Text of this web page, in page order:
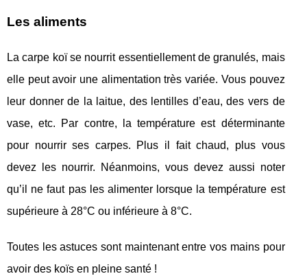
Les aliments
La carpe koï se nourrit essentiellement de granulés, mais
elle peut avoir une alimentation très variée. Vous pouvez
leur donner de la laitue, des lentilles d’eau, des vers de
vase, etc. Par contre, la température est déterminante
pour nourrir ses carpes. Plus il fait chaud, plus vous
devez les nourrir. Néanmoins, vous devez aussi noter
qu’il ne faut pas les alimenter lorsque la température est
supérieure à 28°C ou inférieure à 8°C.
Toutes les astuces sont maintenant entre vos mains pour
avoir des koïs en pleine santé !